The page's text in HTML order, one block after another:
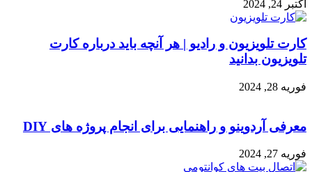
اکتبر 24, 2024
کارت تلویزیون و رادیو | هر آنچه باید درباره کارت
تلویزیون بدانید
فوریه 28, 2024
معرفی آردوینو و راهنمایی برای انجام پروژه های DIY
فوریه 27, 2024